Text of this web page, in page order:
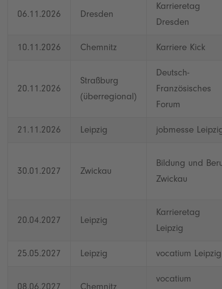
06.11.2026 Dresden
Karrieretag
Dresden
10.11.2026 Chemnitz Karriere Kick
20.11.2026
Straßburg
(überregional)
Deutsch-
Französisches
Forum
21.11.2026 Leipzig jobmesse
30.01.2027 Zwickau
Bildung und
Zwickau
20.04.2027 Leipzig
Karrieretag
Leipzig
25.05.2027 Leipzig vocatium Leipzig
08.06.2027 Chemnitz
vocatium